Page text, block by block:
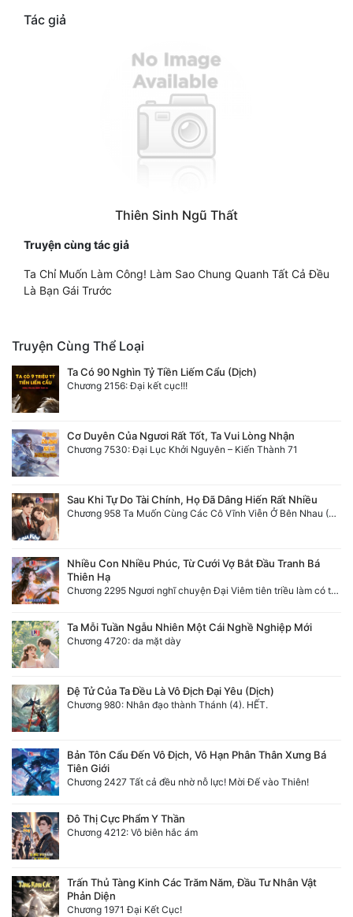
Tác giả
Thiên Sinh Ngũ Thất
Truyện cùng tác giả
Ta Chỉ Muốn Làm Công! Làm Sao Chung Quanh Tất Cả Đều
Là Bạn Gái Trước
Truyện Cùng Thể Loại
Ta Có 90 Nghìn Tỷ Tiền Liếm Cẩu (Dịch)
Chương 2156: Đại kết cục!!!
Cơ Duyên Của Ngươi Rất Tốt, Ta Vui Lòng Nhận
Chương 7530: Đại Lục Khởi Nguyên – Kiến Thành 71
Sau Khi Tự Do Tài Chính, Họ Đã Dâng Hiến Rất Nhiều
Chương 958 Ta Muốn Cùng Các Cô Vĩnh Viễn Ở Bên Nhau (2) Hết
Nhiều Con Nhiều Phúc, Từ Cưới Vợ Bắt Đầu Tranh Bá
Thiên Hạ
Chương 2295 Ngươi nghĩ chuyện Đại Viêm tiên triều làm có thể giấu được thiên hạ sao?
Ta Mỗi Tuần Ngẫu Nhiên Một Cái Nghề Nghiệp Mới
Chương 4720: da mặt dày
Đệ Tử Của Ta Đều Là Vô Địch Đại Yêu (Dịch)
Chương 980: Nhân đạo thành Thánh (4). HẾT.
Bản Tôn Cẩu Đến Vô Địch, Vô Hạn Phân Thân Xưng Bá
Tiên Giới
Chương 2427 Tất cả đều nhờ nỗ lực! Mời Đế vào Thiên!
Đô Thị Cực Phẩm Y Thần
Chương 4212: Vô biên hắc ám
Trấn Thủ Tàng Kinh Các Trăm Năm, Đầu Tư Nhân Vật
Phản Diện
Chương 1971 Đại Kết Cục!